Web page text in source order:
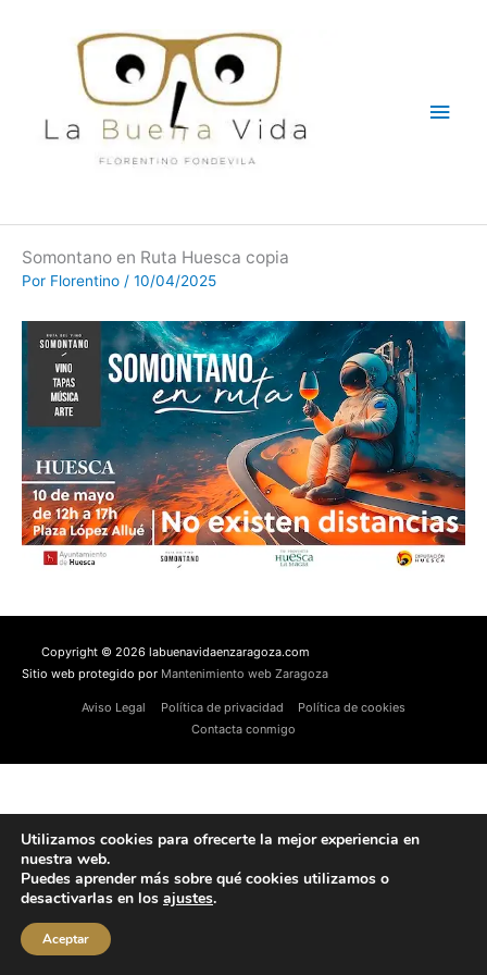
Somontano en Ruta Huesca copia
Por Florentino / 10/04/2025
Copyright © 2026 labuenavidaenzaragoza.com
Sitio web protegido por Mantenimiento web Zaragoza
Aviso Legal Política de privacidad
Política de cookies
Contacta conmigo
Utilizamos cookies para ofrecerte la mejor experiencia en
nuestra web.
Puedes aprender más sobre qué cookies utilizamos o
desactivarlas en los ajustes.
Aceptar